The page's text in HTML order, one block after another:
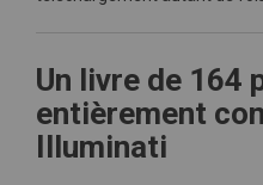
Un livre de 164
entièrement
Illuminati